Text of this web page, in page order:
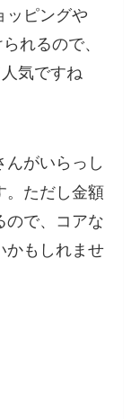
ッピングや
れるので、
気ですね
がいらっし
。ただし金額
ので、コアな
かもしれませ